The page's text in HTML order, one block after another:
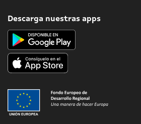
Descarga nuestras apps